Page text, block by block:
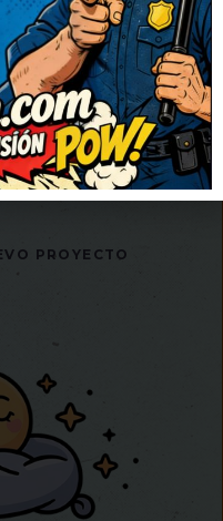
CHISTE
PROYECTO